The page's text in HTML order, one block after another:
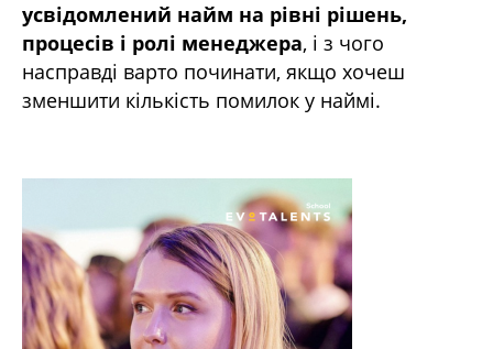
усвідомлений найм на рівні рішень,
процесів і ролі менеджера, і з чого
насправді варто починати, якщо хочеш
зменшити кількість помилок у наймі.